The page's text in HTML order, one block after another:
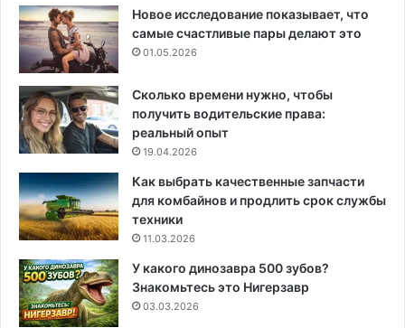
Новое исследование показывает, что
самые счастливые пары делают это
01.05.2026
Сколько времени нужно, чтобы
получить водительские права:
реальный опыт
19.04.2026
Как выбрать качественные запчасти
для комбайнов и продлить срок службы
техники
11.03.2026
У какого динозавра 500 зубов?
Знакомьтесь это Нигерзавр
03.03.2026